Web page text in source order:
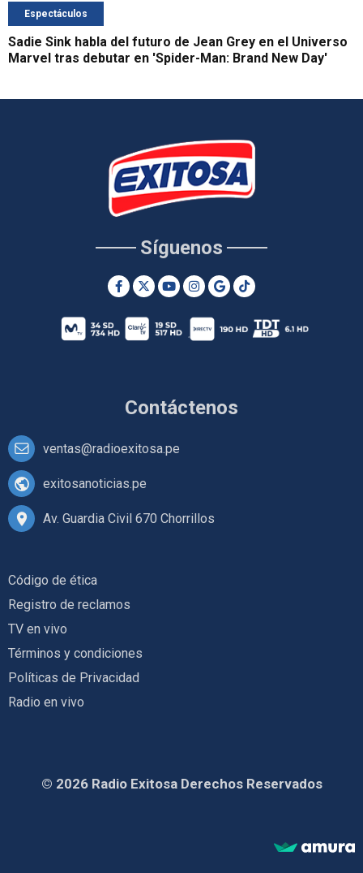
Espectáculos
Sadie Sink habla del futuro de Jean Grey en el Universo
Marvel tras debutar en 'Spider-Man: Brand New Day'
Contáctenos
ventas@radioexitosa.pe
exitosanoticias.pe
Av. Guardia Civil 670 Chorrillos
Síguenos
Código de ética
Registro de reclamos
TV en vivo
Términos y condiciones
Políticas de Privacidad
Radio en vivo
© 2026 Radio Exitosa Derechos Reservados